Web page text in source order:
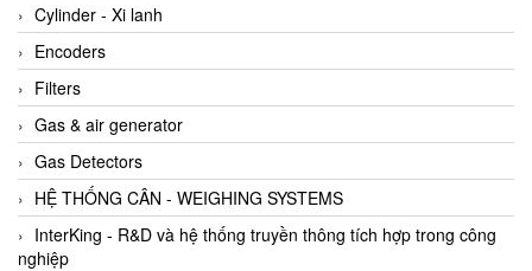
Cylinder - Xi lanh
Encoders
Filters
Gas & air generator
Gas Detectors
HỆ THỐNG CÂN - WEIGHING SYSTEMS
InterKing - R&D và hệ thống truyền thông tích hợp trong công
nghiệp